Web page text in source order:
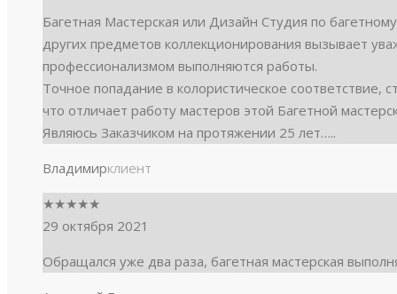
Багетная Мастерская или Дизайн Студия по
других предметов коллекционирования вызывает
профессионализмом выполняются работы.
Точное попадание в колористическое соответствие,
что отличает работу мастеров этой Багетной
Являюсь Заказчиком на протяжении 25 лет…..
Владимирклиент
★★★★★
29 октября 2021
Обращался уже два раза, багетная мастерская